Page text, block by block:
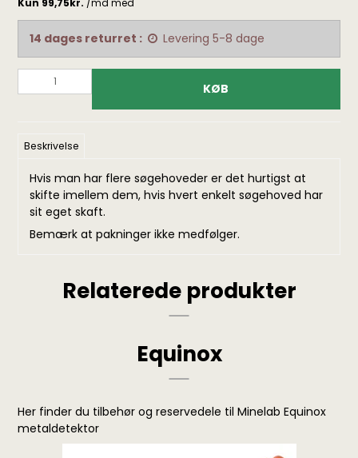
14 dages returret : Levering 5-8 dage
KØB
Beskrivelse
Hvis man har flere søgehoveder er det hurtigst at
skifte imellem dem, hvis hvert enkelt søgehoved har
sit eget skaft.
Bemærk at pakninger ikke medfølger.
Relaterede produkter
Equinox
Her finder du tilbehør og reservedele til Minelab Equinox
metaldetektor